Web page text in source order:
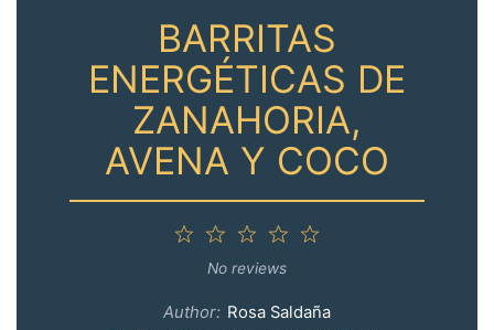
BARRITAS
ENERGÉTICAS DE
ZANAHORIA,
AVENA Y COCO
4
3
Stars
2
Stars
Star
No reviews
Author: Rosa Saldaña